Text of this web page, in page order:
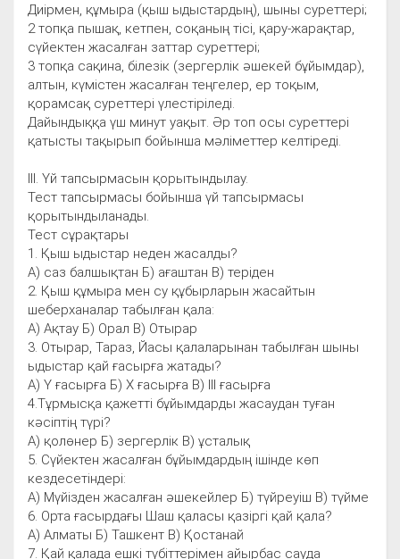
Диірмен, құмыра (қыш ыдыстардың), шыны суреттері;
2 топқа пышақ, кетпен, соқаның тісі, қару-жарақтар,
сүйектен жасалған заттар суреттері;
3 топқа сақина, білезік (зергерлік әшекей бұйымдар),
алтын, күмістен жасалған теңгелер, ер тоқым,
қорамсақ суреттері үлестіріледі.
Дайындыққа үш минут уақыт. Әр топ осы суреттері
қатысты тақырып бойынша мәліметтер келтіреді.
IІІ. Үй тапсырмасын қорытындылау.
Тест тапсырмасы бойынша үй тапсырмасы
қорытындыланады.
Тест сұрақтары
1. Қыш ыдыстар неден жасалды?
А) саз балшықтан Б) ағаштан В) теріден
2. Қыш құмыра мен су құбырларын жасайтын
шеберханалар табылған қала:
А) Ақтау Б) Орал В) Отырар
3. Отырар, Тараз, Йасы қалаларынан табылған шыны
ыдыстар қай ғасырға жатады?
А) Ү ғасырға Б) Х ғасырға В) ІІІ ғасырға
4.Тұрмысқа қажетті бұйымдарды жасаудан туған
кәсіптің түрі?
А) қолөнер Б) зергерлік В) ұсталық
5. Сүйектен жасалған бұйымдардың ішінде көп
кездесетіндері:
А) Мүйізден жасалған әшекейлер Б) түйреуіш В) түйме
6. Орта ғасырдағы Шаш қаласы қазіргі қай қала?
А) Алматы Б) Ташкент В) Қостанай
7. Қай қалада ешкі түбіттерімен айырбас сауда